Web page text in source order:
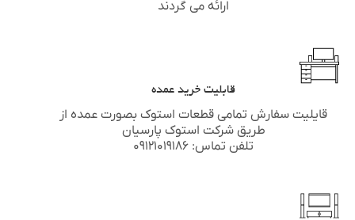
ارائه می گردند
قابلیت خرید عمده
قایلیت سفارش تمامی قطعات استوک بصورت عمده از
طریق شرکت استوک پارسیان
تلفن تماس: ۰۹۱۲۱۰۱۹۱۸۶